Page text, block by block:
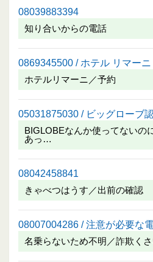
08039883394
知り合いからの電話
0869345500 / ホテル リマー
ホテルリマーニ／予約
05031875030 / ビッグローブ
BIGLOBEなんか使ってないの
あっ…
08042458841
きゃべつはうす／出前の確認
08007004286 / 注意が必要な
名乗らないため不明／詐欺く